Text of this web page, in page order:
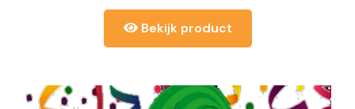
Bekijk product